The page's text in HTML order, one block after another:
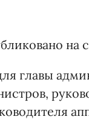
на
главы